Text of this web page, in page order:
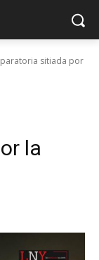
sitiada por
la